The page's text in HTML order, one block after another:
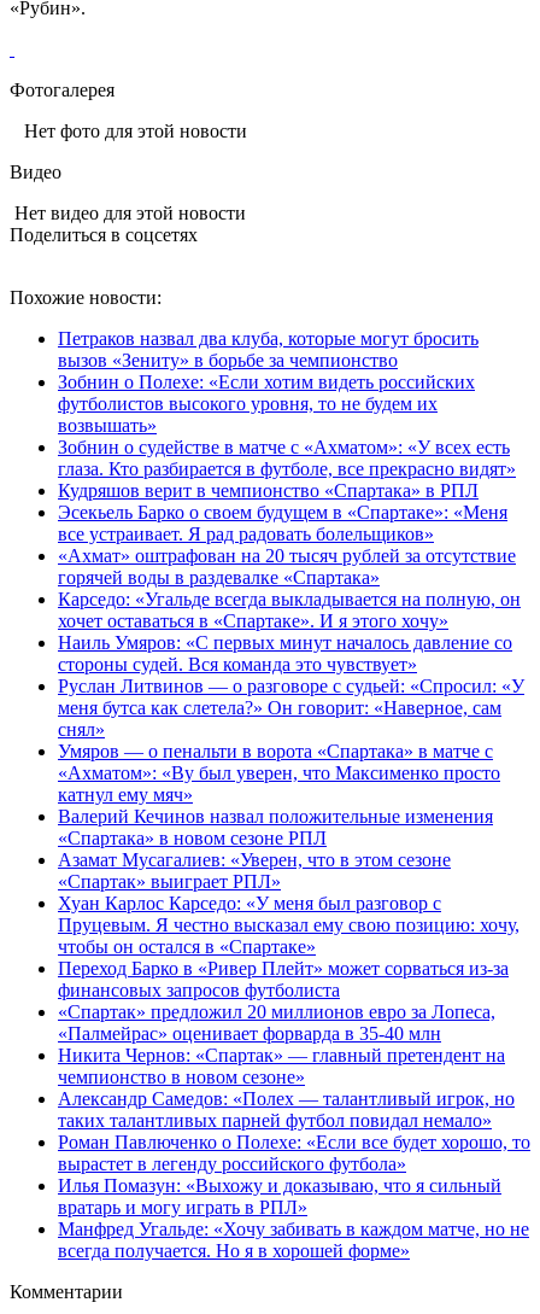
«Рубин».
Фотогалерея
Нет фото для этой новости
Видео
Нет видео для этой новости
Поделиться в соцсетях
Похожие новости:
Петраков назвал два клуба, которые могут бросить
вызов «Зениту» в борьбе за чемпионство
Зобнин о Полехе: «Если хотим видеть российских
футболистов высокого уровня, то не будем их
возвышать»
Зобнин о судействе в матче с «Ахматом»: «У всех есть
глаза. Кто разбирается в футболе, все прекрасно видят»
Кудряшов верит в чемпионство «Спартака» в РПЛ
Эсекьель Барко о своем будущем в «Спартаке»: «Меня
все устраивает. Я рад радовать болельщиков»
«Ахмат» оштрафован на 20 тысяч рублей за отсутствие
горячей воды в раздевалке «Спартака»
Карседо: «Угальде всегда выкладывается на полную, он
хочет оставаться в «Спартаке». И я этого хочу»
Наиль Умяров: «С первых минут началось давление со
стороны судей. Вся команда это чувствует»
Руслан Литвинов — о разговоре с судьей: «Спросил: «У
меня бутса как слетела?» Он говорит: «Наверное, сам
снял»
Умяров — о пенальти в ворота «Спартака» в матче с
«Ахматом»: «Ву был уверен, что Максименко просто
катнул ему мяч»
Валерий Кечинов назвал положительные изменения
«Спартака» в новом сезоне РПЛ
Азамат Мусагалиев: «Уверен, что в этом сезоне
«Спартак» выиграет РПЛ»
Хуан Карлос Карседо: «У меня был разговор с
Пруцевым. Я честно высказал ему свою позицию: хочу,
чтобы он остался в «Спартаке»
Переход Барко в «Ривер Плейт» может сорваться из‑за
финансовых запросов футболиста
«Спартак» предложил 20 миллионов евро за Лопеса,
«Палмейрас» оценивает форварда в 35-40 млн
Никита Чернов: «Спартак» — главный претендент на
чемпионство в новом сезоне»
Александр Самедов: «Полех — талантливый игрок, но
таких талантливых парней футбол повидал немало»
Роман Павлюченко о Полехе: «Если все будет хорошо, то
вырастет в легенду российского футбола»
Илья Помазун: «Выхожу и доказываю, что я сильный
вратарь и могу играть в РПЛ»
Манфред Угальде: «Хочу забивать в каждом матче, но не
всегда получается. Но я в хорошей форме»
Комментарии